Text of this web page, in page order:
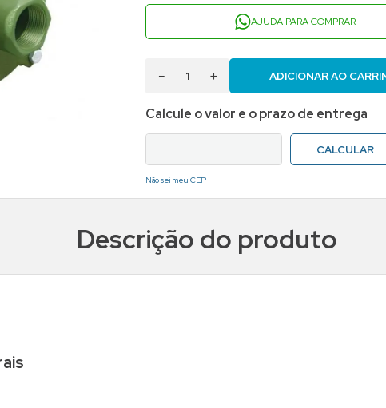
AJUDA PARA COMPRAR
＋
－ ADICIONAR AO
Não sei meu CEP
Descrição do produto